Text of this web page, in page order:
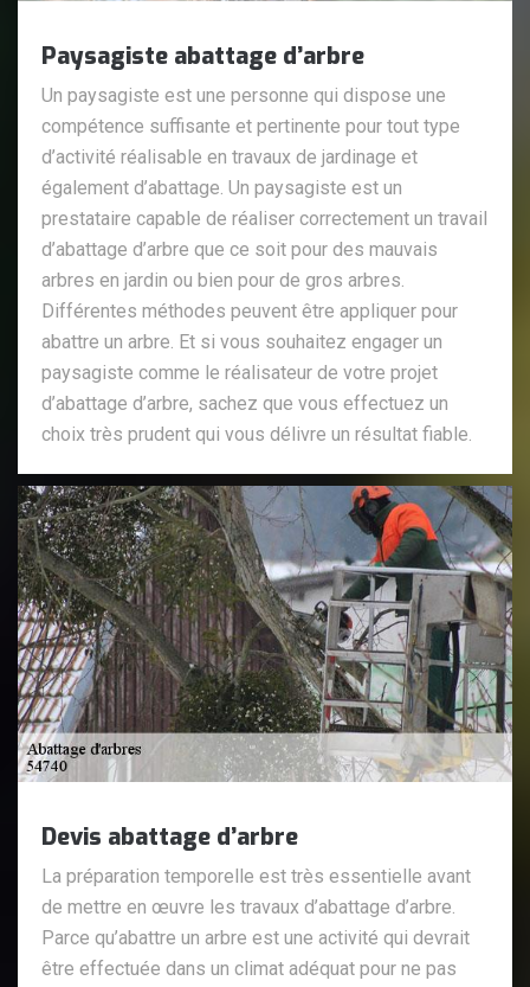
Paysagiste abattage d’arbre
Un paysagiste est une personne qui dispose une
compétence suffisante et pertinente pour tout type
d’activité réalisable en travaux de jardinage et
également d’abattage. Un paysagiste est un
prestataire capable de réaliser correctement un travail
d’abattage d’arbre que ce soit pour des mauvais
arbres en jardin ou bien pour de gros arbres.
Différentes méthodes peuvent être appliquer pour
abattre un arbre. Et si vous souhaitez engager un
paysagiste comme le réalisateur de votre projet
d’abattage d’arbre, sachez que vous effectuez un
choix très prudent qui vous délivre un résultat fiable.
Devis abattage d’arbre
La préparation temporelle est très essentielle avant
de mettre en œuvre les travaux d’abattage d’arbre.
Parce qu’abattre un arbre est une activité qui devrait
être effectuée dans un climat adéquat pour ne pas